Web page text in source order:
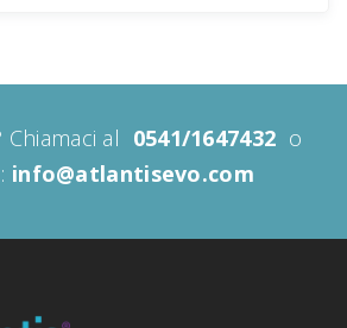
al 0541/1647432 o
info@atlantisevo.com